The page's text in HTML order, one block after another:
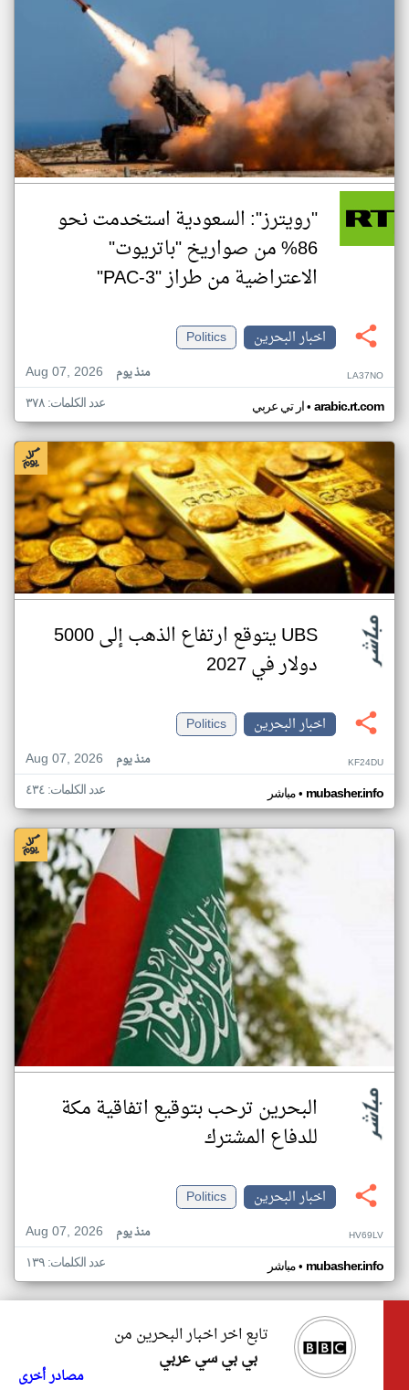
"رويترز": السعودية استخدمت نحو
86% من صواريخ "باتريوت"
الاعتراضية من طراز "PAC-3"
اخبار البحرين
Politics
Aug 07, 2026
منذ يوم LA37NO
ار تي عربي• arabic.rt.com عدد الكلمات: ٣٧٨
UBS يتوقع ارتفاع الذهب إلى 5000
دولار في 2027
اخبار البحرين
Politics
Aug 07, 2026
منذ يوم KF24DU
مباشر• mubasher.info عدد الكلمات: ٤٣٤
البحرين ترحب بتوقيع اتفاقية مكة
للدفاع المشترك
اخبار البحرين
Politics
Aug 07, 2026
منذ يوم HV69LV
مباشر• mubasher.info عدد الكلمات: ١٣٩
تابع اخر اخبار البحرين من
بي بي سي عربي
مصادر أخرى